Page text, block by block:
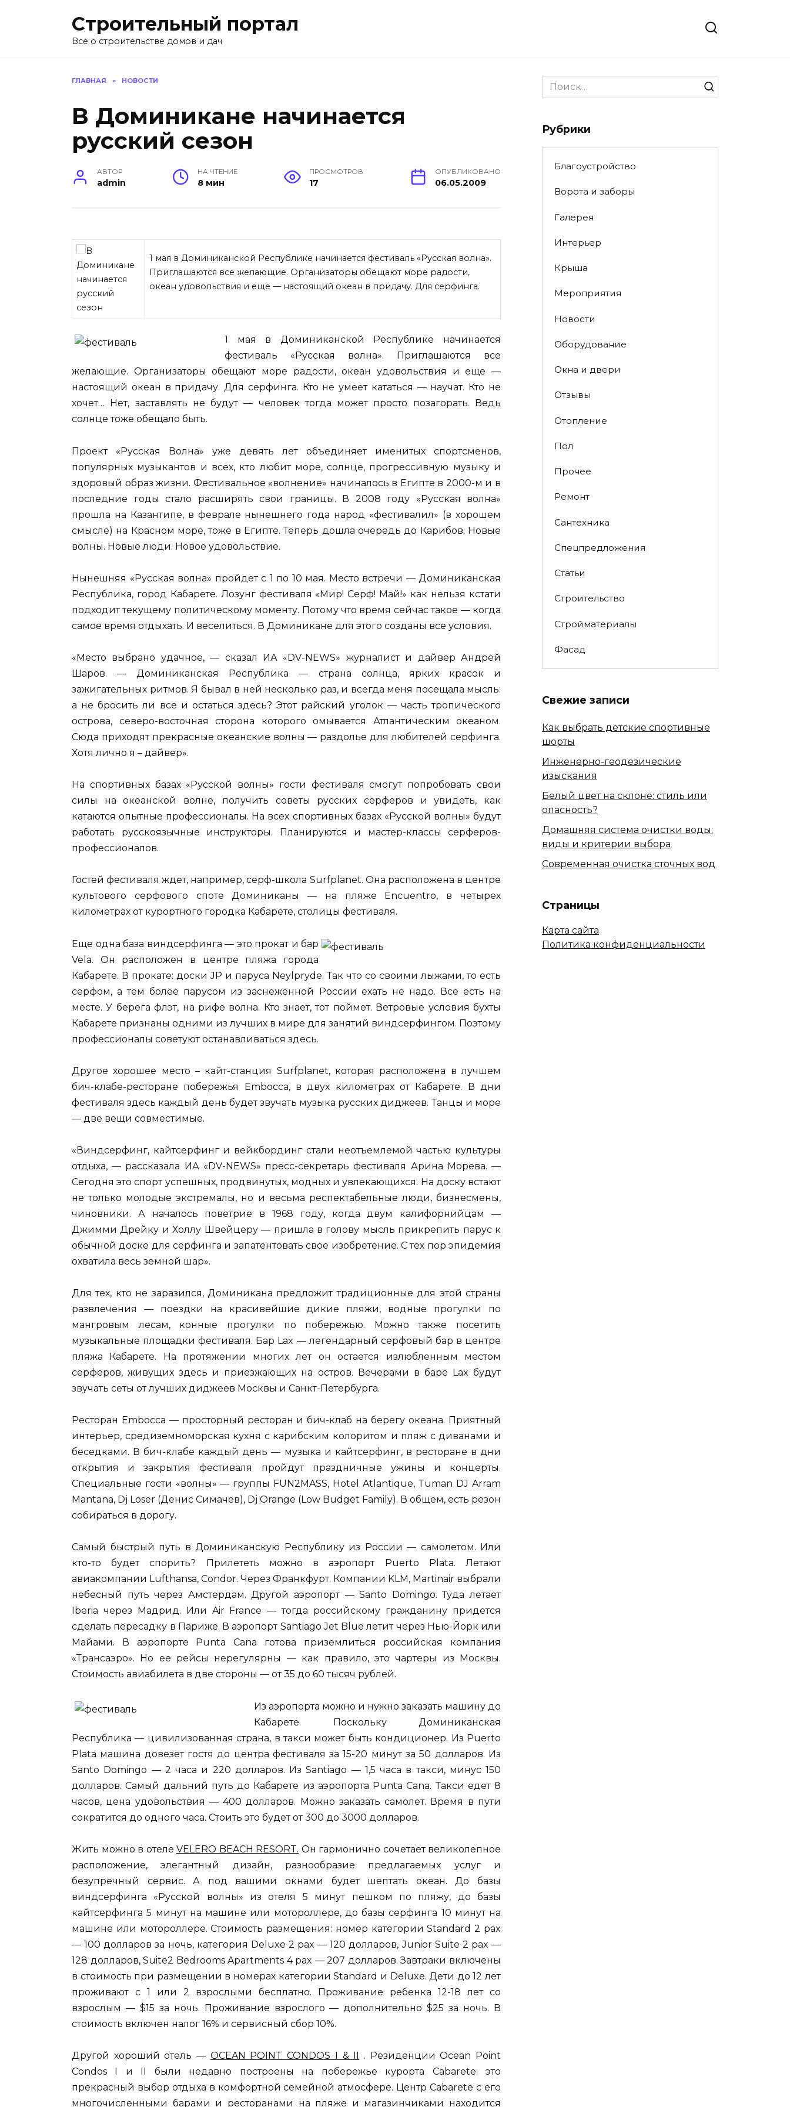
Строительный портал
Все о строительстве домов и дач
ГЛАВНАЯ » НОВОСТИ
В Доминикане начинается
русский сезон
АВТОР
admin
НА ЧТЕНИЕ
8 мин
ПРОСМОТРОВ
17
ОПУБЛИКОВАНО
06.05.2009
1 мая в Доминиканской Республике начинается фестиваль «Русская волна».
Приглашаются все желающие. Организаторы обещают море радости,
океан удовольствия и еще — настоящий океан в придачу. Для серфинга.
1 мая в Доминиканской Республике начинается
фестиваль «Русская волна». Приглашаются все
желающие. Организаторы обещают море радости, океан удовольствия и еще —
настоящий океан в придачу. Для серфинга. Кто не умеет кататься — научат. Кто не
хочет… Нет, заставлять не будут — человек тогда может просто позагорать. Ведь
солнце тоже обещало быть.
Проект «Русская Волна» уже девять лет объединяет именитых спортсменов,
популярных музыкантов и всех, кто любит море, солнце, прогрессивную музыку и
здоровый образ жизни. Фестивальное «волнение» начиналось в Египте в 2000-м и в
последние годы стало расширять свои границы. В 2008 году «Русская волна»
прошла на Казантипе, в феврале нынешнего года народ «фестивалил» (в хорошем
смысле) на Красном море, тоже в Египте. Теперь дошла очередь до Карибов. Новые
волны. Новые люди. Новое удовольствие.
Нынешняя «Русская волна» пройдет с 1 по 10 мая. Место встречи — Доминиканская
Республика, город Кабарете. Лозунг фестиваля «Мир! Серф! Май!» как нельзя кстати
подходит текущему политическому моменту. Потому что время сейчас такое — когда
самое время отдыхать. И веселиться. В Доминикане для этого созданы все условия.
«Место выбрано удачное, — сказал ИА «DV-NEWS» журналист и дайвер Андрей
Шаров. — Доминиканская Республика — страна солнца, ярких красок и
зажигательных ритмов. Я бывал в ней несколько раз, и всегда меня посещала мысль:
а не бросить ли все и остаться здесь? Этот райский уголок — часть тропического
острова, северо-восточная сторона которого омывается Атлантическим океаном.
Сюда приходят прекрасные океанские волны — раздолье для любителей серфинга.
Хотя лично я – дайвер».
На спортивных базах «Русской волны» гости фестиваля смогут попробовать свои
силы на океанской волне, получить советы русских серферов и увидеть, как
катаются опытные профессионалы. На всех спортивных базах «Русской волны» будут
работать русскоязычные инструкторы. Планируются и мастер-классы серферов-
профессионалов.
Гостей фестиваля ждет, например, серф-школа Surfplanet. Она расположена в центре
культового серфового споте Доминиканы — на пляже Encuentro, в четырех
километрах от курортного городка Кабарете, столицы фестиваля.
Еще одна база виндсерфинга — это прокат и бар
Vela. Он расположен в центре пляжа города
Кабарете. В прокате: доски JP и паруса Neylpryde. Так что со своими лыжами, то есть
серфом, а тем более парусом из заснеженной России ехать не надо. Все есть на
месте. У берега флэт, на рифе волна. Кто знает, тот поймет. Ветровые условия бухты
Кабарете признаны одними из лучших в мире для занятий виндсерфингом. Поэтому
профессионалы советуют останавливаться здесь.
Другое хорошее место – кайт-станция Surfplanet, которая расположена в лучшем
бич-клабе-ресторане побережья Embocca, в двух километрах от Кабарете. В дни
фестиваля здесь каждый день будет звучать музыка русских диджеев. Танцы и море
— две вещи совместимые.
«Виндсерфинг, кайтсерфинг и вейкбординг стали неотъемлемой частью культуры
отдыха, — рассказала ИА «DV-NEWS» пресс-секретарь фестиваля Арина Морева. —
Сегодня это спорт успешных, продвинутых, модных и увлекающихся. На доску встают
не только молодые экстремалы, но и весьма респектабельные люди, бизнесмены,
чиновники. А началось поветрие в 1968 году, когда двум калифорнийцам —
Джимми Дрейку и Холлу Швейцеру — пришла в голову мысль прикрепить парус к
обычной доске для серфинга и запатентовать свое изобретение. С тех пор эпидемия
охватила весь земной шар».
Для тех, кто не заразился, Доминикана предложит традиционные для этой страны
развлечения — поездки на красивейшие дикие пляжи, водные прогулки по
мангровым лесам, конные прогулки по побережью. Можно также посетить
музыкальные площадки фестиваля. Бар Lax — легендарный серфовый бар в центре
пляжа Кабарете. На протяжении многих лет он остается излюбленным местом
серферов, живущих здесь и приезжающих на остров. Вечерами в баре Lax будут
звучать сеты от лучших диджеев Москвы и Санкт-Петербурга.
Ресторан Embocca — просторный ресторан и бич-клаб на берегу океана. Приятный
интерьер, средиземноморская кухня с карибским колоритом и пляж с диванами и
беседками. В бич-клабе каждый день — музыка и кайтсерфинг, в ресторане в дни
открытия и закрытия фестиваля пройдут праздничные ужины и концерты.
Специальные гости «волны» — группы FUN2MASS, Hotel Atlantique, Tuman DJ Arram
Mantana, Dj Loser (Денис Симачев), Dj Orange (Low Budget Family). В общем, есть резон
собираться в дорогу.
Самый быстрый путь в Доминиканскую Республику из России — самолетом. Или
кто-то будет спорить? Прилететь можно в аэропорт Puerto Plata. Летают
авиакомпании Lufthansa, Condor. Через Франкфурт. Компании KLM, Martinair выбрали
небесный путь через Амстердам. Другой аэропорт — Santo Domingo. Туда летает
Iberia через Мадрид. Или Air France — тогда российскому гражданину придется
сделать пересадку в Париже. В аэропорт Santiago Jet Blue летит через Нью-Йорк или
Майами. В аэропорте Punta Cana готова приземлиться российская компания
«Трансаэро». Но ее рейсы нерегулярны — как правило, это чартеры из Москвы.
Стоимость авиабилета в две стороны — от 35 до 60 тысяч рублей.
Из аэропорта можно и нужно заказать машину до
Кабарете. Поскольку Доминиканская
Республика — цивилизованная страна, в такси может быть кондиционер. Из Puerto
Plata машина довезет гостя до центра фестиваля за 15-20 минут за 50 долларов. Из
Santo Domingo — 2 часа и 220 долларов. Из Santiago — 1,5 часа в такси, минус 150
долларов. Самый дальний путь до Кабарете из аэропорта Punta Cana. Такси едет 8
часов, цена удовольствия — 400 долларов. Можно заказать самолет. Время в пути
сократится до одного часа. Стоить это будет от 300 до 3000 долларов.
Жить можно в отеле VELERO BEACH RESORT. Он гармонично сочетает великолепное
расположение, элегантный дизайн, разнообразие предлагаемых услуг и
безупречный сервис. А под вашими окнами будет шептать океан. До базы
виндсерфинга «Русской волны» из отеля 5 минут пешком по пляжу, до базы
кайтсерфинга 5 минут на машине или мотороллере, до базы серфинга 10 минут на
машине или мотороллере. Стоимость размещения: номер категории Standard 2 pax
— 100 долларов за ночь, категория Deluxe 2 pax — 120 долларов, Junior Suite 2 pax —
128 долларов, Suite2 Bedrooms Apartments 4 pax — 207 долларов. Завтраки включены
в стоимость при размещении в номерах категории Standard и Deluxe. Дети до 12 лет
проживают с 1 или 2 взрослыми бесплатно. Проживание ребенка 12-18 лет со
взрослым — $15 за ночь. Проживание взрослого — дополнительно $25 за ночь. В
стоимость включен налог 16% и сервисный сбор 10%.
Другой хороший отель — OCEAN POINT CONDOS I & II . Резиденции Ocean Point
Condos I и II были недавно построены на побережье курорта Cabarete; это
прекрасный выбор отдыха в комфортной семейной атмосфере. Центр Cabarete с его
многочисленными барами и ресторанами на пляже и магазинчиками находится
Search
for:
Рубрики
Благоустройство
Ворота и заборы
Галерея
Интерьер
Крыша
Мероприятия
Новости
Оборудование
Окна и двери
Отзывы
Отопление
Пол
Прочее
Ремонт
Сантехника
Спецпредложения
Статьи
Строительство
Стройматериалы
Фасад
Свежие записи
Как выбрать детские спортивные
шорты
Инженерно-геодезические
изыскания
Белый цвет на склоне: стиль или
опасность?
Домашняя система очистки воды:
виды и критерии выбора
Современная очистка сточных вод
Страницы
Карта сайта
Политика конфиденциальности